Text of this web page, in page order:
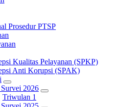
Prosedur PTSP
Kualitas Pelayanan (SPKP)
Anti Korupsi (SPAK)
2026
Triwulan 1